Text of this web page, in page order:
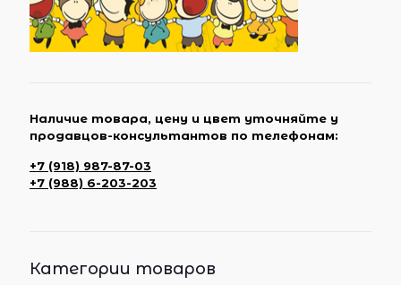
Наличие товара, цену и цвет уточняйте у
продавцов-консультантов по телефонам:
+7 (918) 987-87-03
+7 (988) 6-203-203
Категории товаров